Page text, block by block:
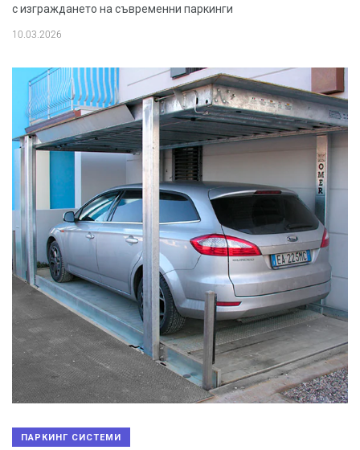
с изграждането на съвременни паркинги
10.03.2026
ПАРКИНГ СИСТЕМИ